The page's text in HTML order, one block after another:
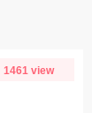
1461 view